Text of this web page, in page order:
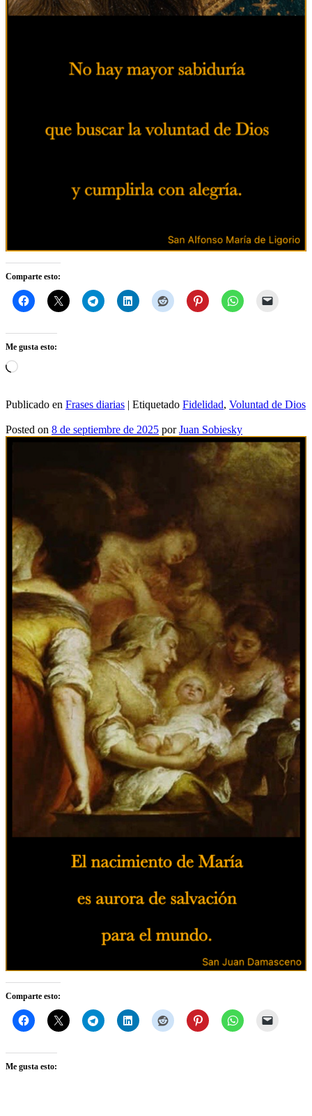
Comparte esto:
Me gusta esto:
Cargando...
Publicado en Frases diarias | Etiquetado Fidelidad, Voluntad de Dios
Posted on 8 de septiembre de 2025 porJuan Sobiesky
Comparte esto:
Me gusta esto: